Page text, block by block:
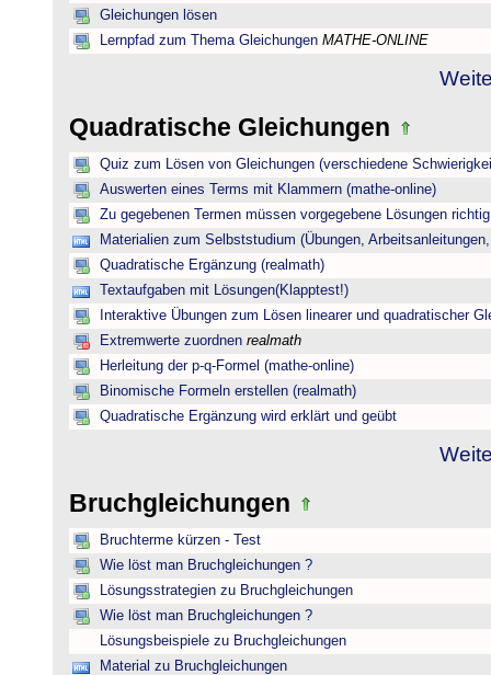
Gleichungen lösen
Lernpfad zum Thema Gleichungen MATHE-ONLINE
Quadratische Gleichungen
Quiz zum Lösen von Gleichungen (verschiedene
Auswerten eines Terms mit Klammern (mathe-online)
Zu gegebenen Termen müssen vorgegebene Lösungen
Materialien zum Selbststudium (Übungen,
Quadratische Ergänzung (realmath)
Textaufgaben mit Lösungen(Klapptest!)
Interaktive Übungen zum Lösen linearer und quadratischer
Extremwerte zuordnen realmath
Herleitung der p-q-Formel (mathe-online)
Binomische Formeln erstellen (realmath)
Quadratische Ergänzung wird erklärt und geübt
Bruchgleichungen
Bruchterme kürzen - Test
Wie löst man Bruchgleichungen ?
Lösungsstrategien zu Bruchgleichungen
Wie löst man Bruchgleichungen ?
Lösungsbeispiele zu Bruchgleichungen
Material zu Bruchgleichungen